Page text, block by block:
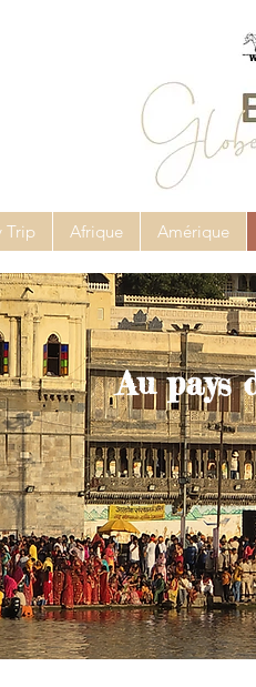
Trip Afrique Amérique
Au pays